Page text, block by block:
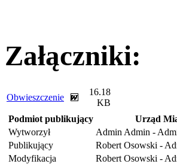
Załączniki:
Obwieszczenie
16.18
KB
Podmiot publikujący
Urząd
Wytworzył
Admin Admin -
Publikujący
Robert Osowski -
Modyfikacja
Robert Osowski -